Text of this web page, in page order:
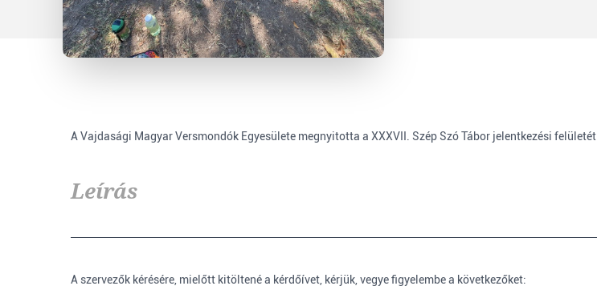
A Vajdasági Magyar Versmondók Egyesülete megnyitotta a XXXVII. Szép Szó Tábor jelentkezési felületét.
Leírás
A szervezők kérésére, mielőtt kitöltené a kérdőívet, kérjük, vegye figyelembe a következőket: